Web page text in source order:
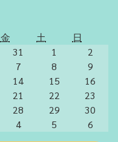
金 土
日
31 1
2
7 8
9
14 15
16
21 22
23
28 29
30
4 5 6